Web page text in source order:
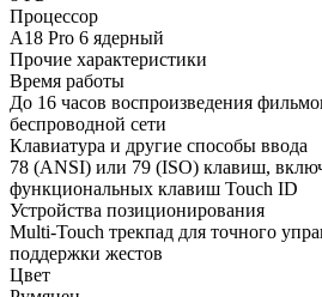
Процессор
A18 Pro 6 ядерный
Прочие характеристики
Время работы
До 16 часов воспроизведения
беспроводной сети
Клавиатура и другие способы ввода
78 (ANSI) или 79 (ISO) клавиш,
функциональных клавиш Touch ID
Устройства позиционирования
Multi-Touch трекпад для точного
поддержки жестов
Цвет